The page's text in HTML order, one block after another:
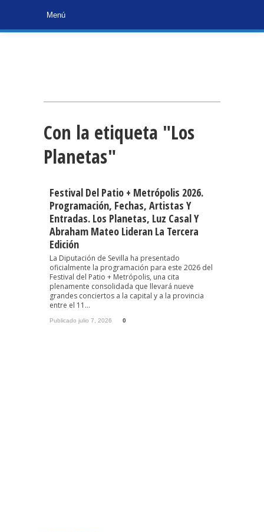
Con la etiqueta "Los
Planetas"
Festival Del Patio + Metrópolis 2026.
Programación, Fechas, Artistas Y
Entradas. Los Planetas, Luz Casal Y
Abraham Mateo Lideran La Tercera
Edición
La Diputación de Sevilla ha presentado
oficialmente la programación para este 2026 del
Festival del Patio + Metrópolis, una cita
plenamente consolidada que llevará nueve
grandes conciertos a la capital y a la provincia
entre el 11...
Publicado julio 7, 2026 0